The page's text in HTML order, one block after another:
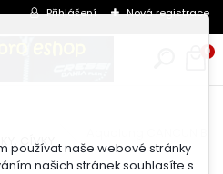
používat naše webové stránky
našich stránek souhlasíte s
Přihlášení Nová registrace
0
CÍVKY